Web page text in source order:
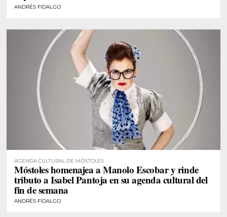
ANDRÉS FIDALGO
AGENDA CULTURAL DE MÓSTOLES
Móstoles homenajea a Manolo Escobar y rinde
tributo a Isabel Pantoja en su agenda cultural del
fin de semana
ANDRÉS FIDALGO